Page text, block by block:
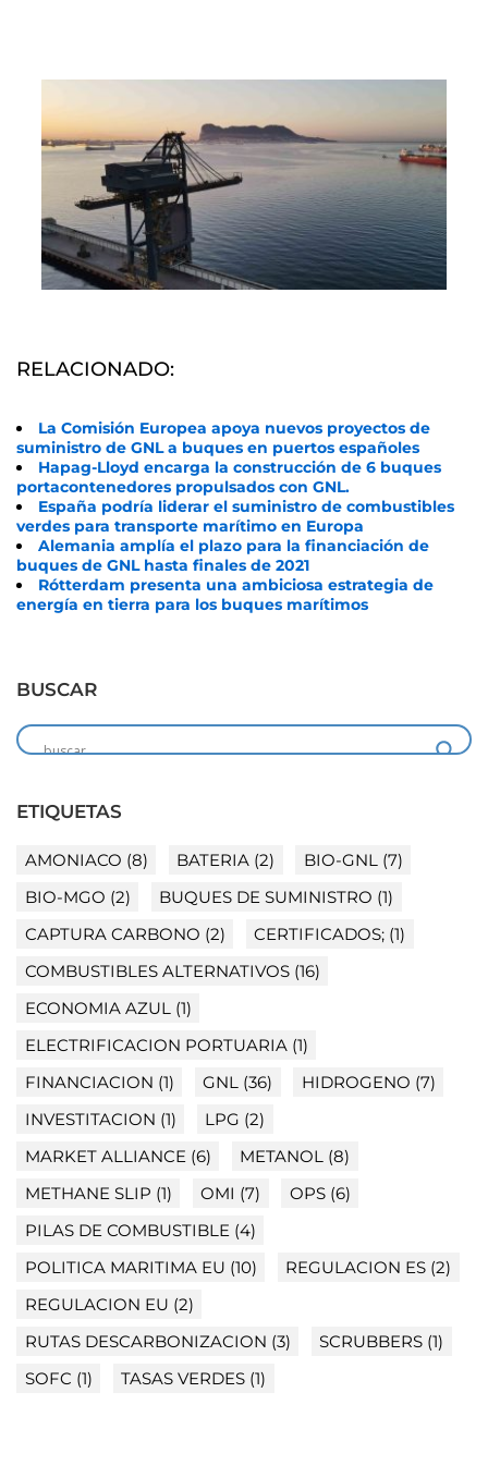
RELACIONADO:
La Comisión Europea apoya nuevos proyectos de
suministro de GNL a buques en puertos españoles
Hapag-Lloyd encarga la construcción de 6 buques
portacontenedores propulsados con GNL.
España podría liderar el suministro de combustibles
verdes para transporte marítimo en Europa
Alemania amplía el plazo para la financiación de
buques de GNL hasta finales de 2021
Rótterdam presenta una ambiciosa estrategia de
energía en tierra para los buques marítimos
BUSCAR
ETIQUETAS
AMONIACO (8) BATERIA (2) BIO-GNL(7)
BIO-MGO (2) BUQUES DE SUMINISTRO (1)
CAPTURA CARBONO (2) CERTIFICADOS; (1)
COMBUSTIBLES ALTERNATIVOS(16)
ECONOMIA AZUL(1)
ELECTRIFICACION PORTUARIA(1)
FINANCIACION (1) GNL (36) HIDROGENO (7)
INVESTITACION (1) LPG (2)
MARKET ALLIANCE(6) METANOL (8)
METHANE SLIP (1) OMI (7) OPS(6)
PILAS DE COMBUSTIBLE(4)
POLITICA MARITIMA EU (10) REGULACION ES (2)
REGULACION EU (2)
RUTAS DESCARBONIZACION (3) SCRUBBERS (1)
SOFC (1) TASAS VERDES (1)